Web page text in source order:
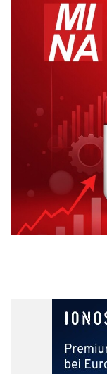
Goldvorräte in der
Bereits aus dem
Schließung der
von
sind eine